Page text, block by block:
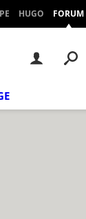
HUGO FORUM